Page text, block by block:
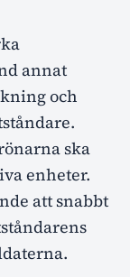
annat
och
ska
enheter.
att snabbt